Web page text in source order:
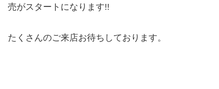
売がスタートになります!!
たくさんのご来店お待ちしております。